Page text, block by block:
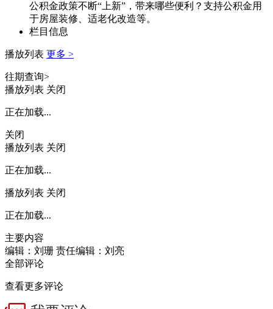
公积金政策不断“上新”，带来哪些便利？支持公积金用
于房屋装修、适老化改造等。
栏目信息
播放列表 更多 >
往期查询>
播放列表 关闭
正在加载...
关闭
播放列表 关闭
正在加载...
播放列表 关闭
正在加载...
主要内容
编辑：刘珊 责任编辑：刘亮
全部评论
查看更多评论